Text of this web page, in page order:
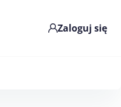
Zaloguj się